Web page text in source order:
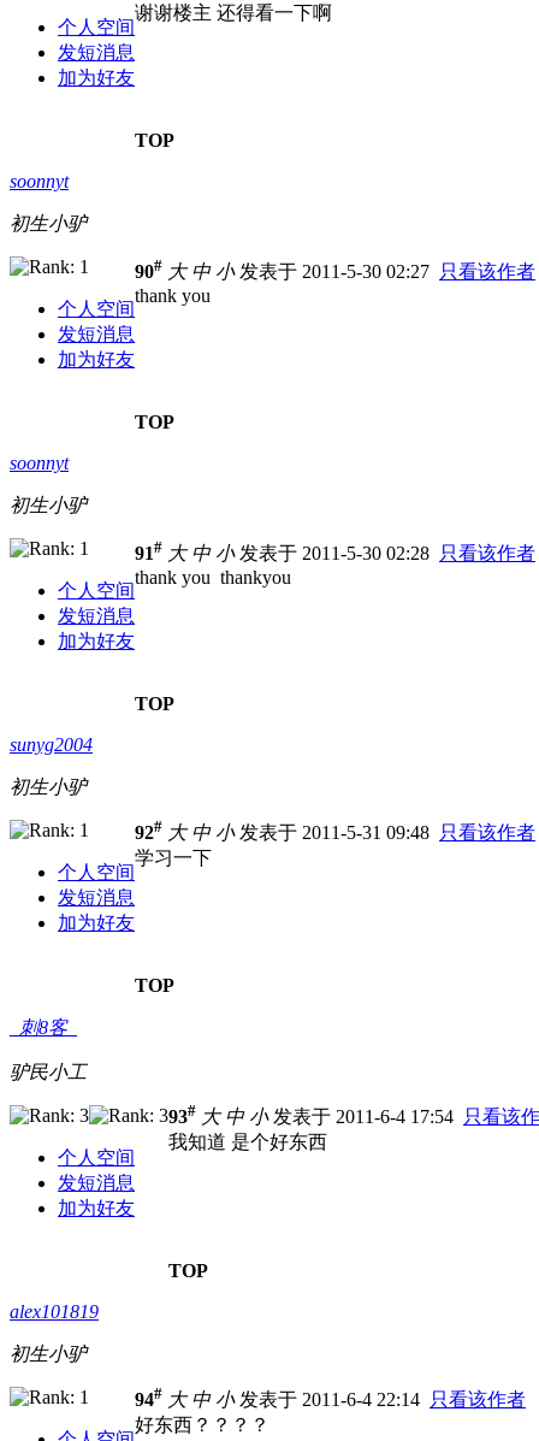
个人空间
发短消息
加为好友
谢谢楼主 还得看一下啊
TOP
soonnyt
初生小驴
个人空间
发短消息
加为好友
90# 大 中 小发表于 2011-5-30 02:27 只看该作者
thank you
TOP
soonnyt
初生小驴
个人空间
发短消息
加为好友
91# 大 中 小发表于 2011-5-30 02:28 只看该作者
thank you thankyou
TOP
sunyg2004
初生小驴
个人空间
发短消息
加为好友
92# 大 中 小发表于 2011-5-31 09:48 只看该作者
学习一下
TOP
_刺8客_
驴民小工
个人空间
发短消息
加为好友
93# 大 中 小发表于 2011-6-4 17:54 只看该
我知道 是个好东西
TOP
alex101819
初生小驴
94# 大 中 小发表于 2011-6-4 22:14 只看该作者
好东西？？？？